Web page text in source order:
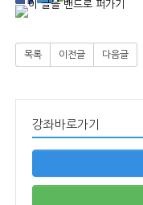
목록 이전글 다음글
강좌바로가기